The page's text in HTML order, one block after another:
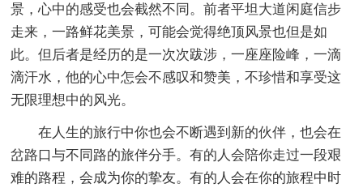
景，心中的感受也会截然不同。前者平坦大道闲庭信步
走来，一路鲜花美景，可能会觉得绝顶风景也但是如
此。但后者是经历的是一次次跋涉，一座座险峰，一滴
滴汗水，他的心中怎会不感叹和赞美，不珍惜和享受这
无限理想中的风光。
在人生的旅行中你也会不断遇到新的伙伴，也会在
岔路口与不同路的旅伴分手。有的人会陪你走过一段艰
难的路程，会成为你的挚友。有的人会在你的旅程中时